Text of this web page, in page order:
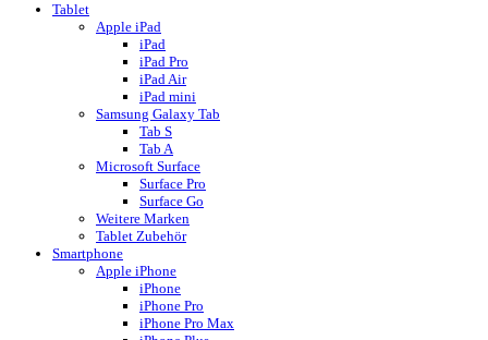
Tablet
Apple iPad
iPad
iPad Pro
iPad Air
iPad mini
Samsung Galaxy Tab
Tab S
Tab A
Microsoft Surface
Surface Pro
Surface Go
Weitere Marken
Tablet Zubehör
Smartphone
Apple iPhone
iPhone
iPhone Pro
iPhone Pro Max